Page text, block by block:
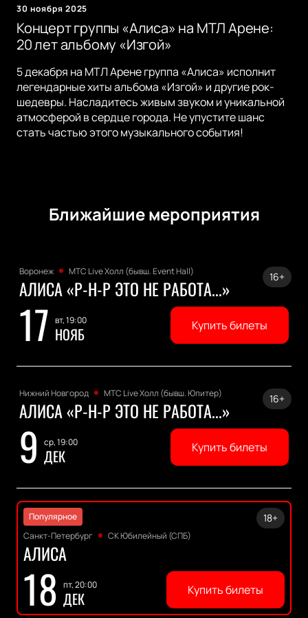
30 ноября 2025
Концерт группы «Алиса» на МТЛ Арене:
20 лет альбому «Изгой»
5 декабря на МТЛ Арене группа «Алиса» исполнит
легендарные хиты альбома «Изгой» и другие рок-
шедевры. Насладитесь живым звуком и уникальной
атмосферой в сердце города. Не упустите шанс
стать частью этого музыкального события!
Ближайшие мероприятия
Воронеж МТС Live Холл (бывш. Event Hall)
АЛИСА «Р-Н-Р ЭТО НЕ РАБОТА...»
17 вт, 19:00
НОЯБ
16+
Купить билеты
Нижний Новгород МТС Live Холл (бывш. Юпитер)
АЛИСА «Р-Н-Р ЭТО НЕ РАБОТА...»
9 ср, 19:00
ДЕК
16+
Купить билеты
Популярное
Санкт-Петербург
СК Юбилейный (СПБ)
АЛИСА
18 пт, 20:00
ДЕК
18+
Купить билеты